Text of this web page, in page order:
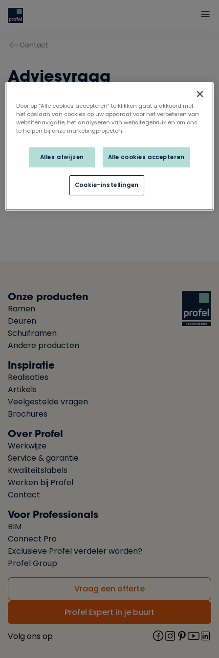
Contact
Adviesvraag
Onze producten
Ramen
Deuren
Schuiframen
Andere producten
Inspiratie
Realisaties
Artikels
Veelgestelde vragen
Brochures
Over Profel
Werkwijze
Service & garantie
Kwaliteitslabels
Werken bij Profel
Contact
Voor Professionals
BIM
Connect Pro
Exclusieve Profel verdeler worden?
Profel Group
Vraag een offerte
Profel Expert in je buurt
Volg ons op
Door op “Alle cookies accepteren” te klikken gaat u akkoord met
het opslaan van cookies op uw apparaat voor het verbeteren van
websitenavigatie, het analyseren van websitegebruik en om ons
te helpen bij onze marketingprojecten.
Alles afwijzen Alle cookies accepteren
Cookie-instellingen